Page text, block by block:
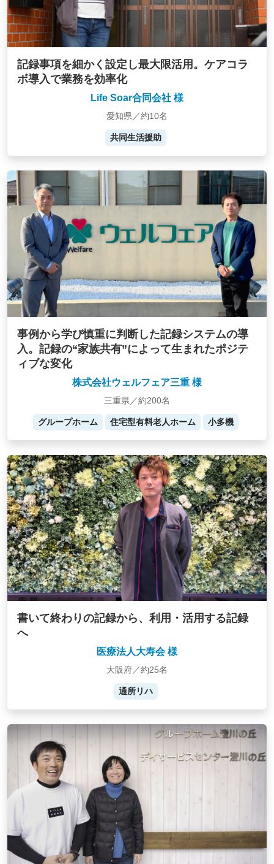
記録事項を細かく設定し最大限活用。ケアコラ
ボ導入で業務を効率化
Life Soar合同会社 様
愛知県／約10名
共同生活援助
事例から学び慎重に判断した記録システムの導
入。記録の“家族共有”によって生まれたポジテ
ィブな変化
株式会社ウェルフェア三重 様
三重県／約200名
グループホーム 住宅型有料老人ホーム 小多機
書いて終わりの記録から、利用・活用する記録
へ
医療法人大寿会 様
大阪府／約25名
通所リハ